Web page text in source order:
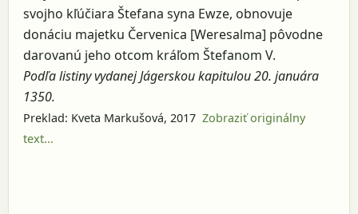
svojho kľúčiara Štefana syna Ewze, obnovuje
donáciu majetku Červenica [Weresalma] pôvodne
darovanú jeho otcom kráľom Štefanom V.
Podľa listiny vydanej Jágerskou kapitulou 20. januára
1350.
Preklad: Kveta Markušová, 2017 Zobraziť originálny
text...